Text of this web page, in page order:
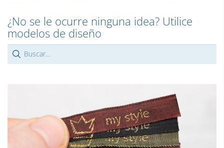
¿No se le ocurre ninguna idea? Utilice
modelos de diseño